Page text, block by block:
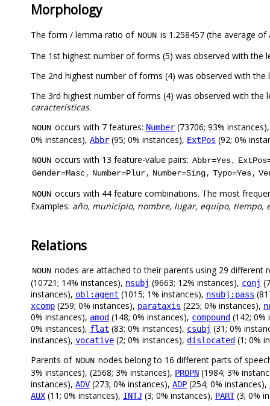
Morphology
The form / lemma ratio of NOUN is 1.258457 (the average
The 1st highest number of forms (5) was observed with the
The 2nd highest number of forms (4) was observed with the
The 3rd highest number of forms (4) was observed with the
características.
NOUN occurs with 7 features: Number (73706; 93%
0% instances), Abbr (95; 0% instances), ExtPos (92; 0%
NOUN occurs with 13 feature-value pairs: Abbr=Yes,
Gender=Masc, Number=Plur, Number=Sing, Typo=Yes,
NOUN occurs with 44 feature combinations. The most
Examples: año, municipio, nombre, lugar, equipo, tiempo,
Relations
NOUN nodes are attached to their parents using 29 different
(10721; 14% instances), nsubj (9663; 12% instances), conj
instances), obl:agent (1015; 1% instances), nsubj:pass
xcomp (259; 0% instances), parataxis (225; 0% instances),
0% instances), amod (148; 0% instances), compound (142;
0% instances), flat (83; 0% instances), csubj (31; 0%
instances), vocative (2; 0% instances), dislocated (1; 0%
Parents of NOUN nodes belong to 16 different parts of
3% instances), (2568; 3% instances), PROPN (1984; 3%
instances), ADV (273; 0% instances), ADP (254; 0% instances),
AUX (11; 0% instances), INTJ (3; 0% instances), PART(3; 0%